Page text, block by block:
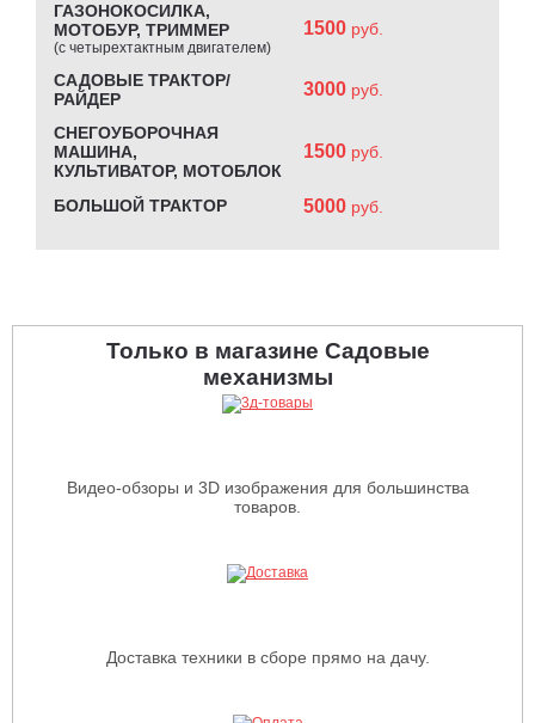
ГАЗОНОКОСИЛКА,
МОТОБУР, ТРИММЕР
(с четырехтактным двигателем)
1500 руб.
САДОВЫЕ ТРАКТОР/
РАЙДЕР
3000 руб.
СНЕГОУБОРОЧНАЯ
МАШИНА,
КУЛЬТИВАТОР, МОТОБЛОК
1500 руб.
БОЛЬШОЙ ТРАКТОР 5000 руб.
Только в магазине Садовые
механизмы
Видео-обзоры и 3D изображения для большинства
товаров.
Доставка техники в сборе прямо на дачу.